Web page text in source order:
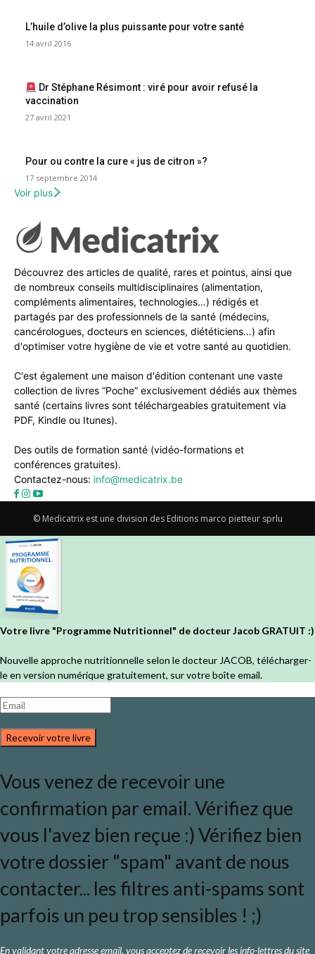
L’huile d’olive la plus puissante pour votre santé
14 avril 2016
Dr Stéphane Résimont : viré pour avoir refusé la
vaccination
27 avril 2021
Pour ou contre la cure « jus de citron »?
17 septembre 2014
Voir plus
Découvrez des articles de qualité, rares et pointus, ainsi que
de nombreux conseils multidisciplinaires (alimentation,
compléments alimentaires, technologies…) rédigés et
partagés par des professionnels de la santé (médecins,
cancérologues, docteurs en sciences, diététiciens…) afin
d'optimiser votre hygiène de vie et votre santé au quotidien.
C'est également une maison d'édition contenant une vaste
collection de livres “Poche” exclusivement dédiés aux thèmes
santé (certains livres sont téléchargeables gratuitement via
PDF, Kindle ou Itunes).
Des outils de formation santé (vidéo-formations et
conférences gratuites).
Contactez-nous: info@medicatrix.be
© Medicatrix est une division des Editions marco pietteur sprlu
Votre livre "Programme Nutritionnel" de docteur Jacob GRATUIT :)
Nouvelle approche nutritionnelle selon le docteur JACOB, télécharger-
le en version numérique gratuitement, sur votre boîte email.
Recevoir votre livre
Vous venez de recevoir une
confirmation par email. Vérifiez que
vous l'avez bien reçue :) Vérifiez bien
votre dossier "spam" avant de nous
contacter... les filtres anti-spams sont
parfois un peu trop sensibles ! ;)
En validant votre adresse email, vous acceptez de recevoir les info-lettres du site